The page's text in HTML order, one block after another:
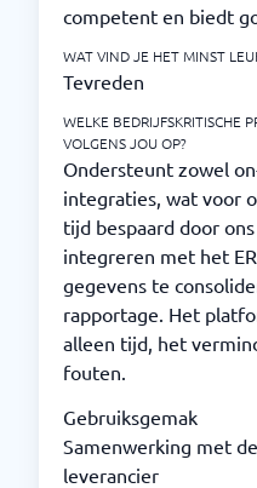
competent en biedt
WAT VIND JE HET MINST
Tevreden
WELKE BEDRIJFSKRITISCHE
VOLGENS JOU OP?
Ondersteunt zowel
integraties, wat voor
tijd bespaard door
integreren met het
gegevens te
rapportage. Het
alleen tijd, het
fouten.
Gebruiksgemak
Samenwerking met de
leverancier